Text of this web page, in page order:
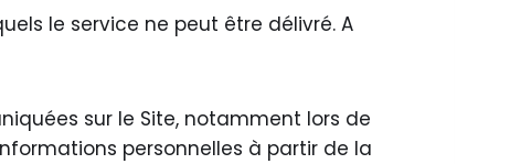
le service ne peut être délivré. A
sur le Site, notamment lors de
personnelles à partir de la